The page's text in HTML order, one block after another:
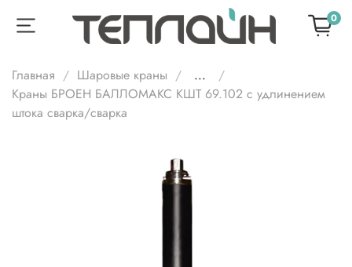
0
Главная Шаровые краны
...
Краны БРОЕН БАЛЛОМАКС КШТ 69.102 с удлинением
штока сварка/сварка